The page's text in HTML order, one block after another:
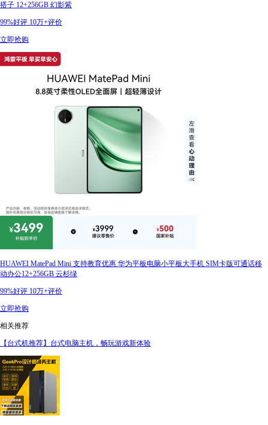
搭子 12+256GB 幻影紫
99%好评 10万+评价
立即抢购
HUAWEI MatePad Mini 支持教育优惠 华为平板电脑小平板大手机 SIM卡版可通话移
动办公12+256GB 云杉绿
99%好评 10万+评价
立即抢购
相关推荐
【台式机推荐】台式电脑主机，畅玩游戏新体验